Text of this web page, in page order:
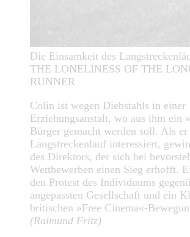
Die Einsamkeit des
THE LONELINESS OF THE
RUNNER
Colin ist wegen Diebstahls in einer
Erziehungsanstalt, wo aus ihm ein
Bürger gemacht werden soll. Als
Langstreckenlauf interessiert,
des Direktors, der sich bei
Wettbewerben einen Sieg erhofft.
den Protest des Individuums
angepassten Gesellschaft und ein
britischen »Free Cinema«-
(Raimund Fritz)